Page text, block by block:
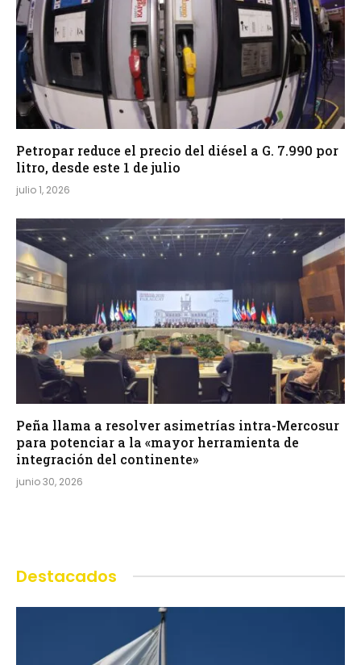
Petropar reduce el precio del diésel a G. 7.990 por
litro, desde este 1 de julio
julio 1, 2026
Peña llama a resolver asimetrías intra-Mercosur
para potenciar a la «mayor herramienta de
integración del continente»
junio 30, 2026
Destacados